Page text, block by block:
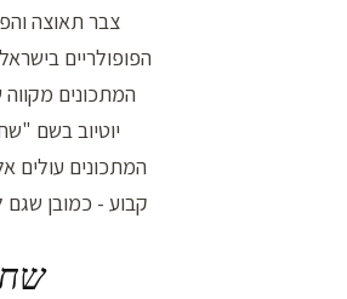
צבר תאוצה
הפופולריים
המתכונים
יוטיוב בשם
המתכונים עולים
קבוע - כמובן שגם